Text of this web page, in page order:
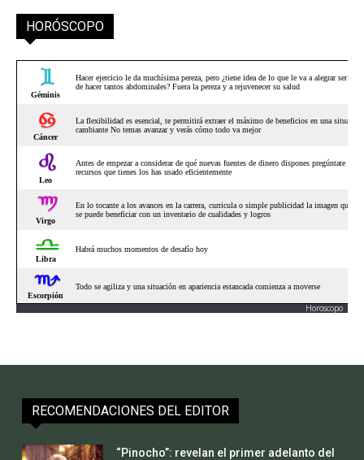
HORÓSCOPO
Horoscopo
RECOMENDACIONES DEL EDITOR
“Pinocho”: revelan el primer adelanto del